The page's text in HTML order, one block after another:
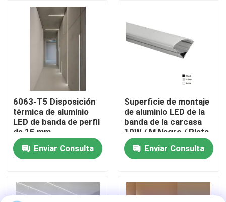
Visita a la fábrica
Control de Calidad
Contacto
noticias
Todos los casos
perfiles de aluminio para las ventanas y las puertas
6063-T5 Disposición
térmica de aluminio
LED de banda de perfil
de 15 mm
Enviar Consulta
Superficie de montaje
de aluminio LED de la
banda de la carcasa
10W / M Negro / Plata
para uso comercial
Enviar Consulta